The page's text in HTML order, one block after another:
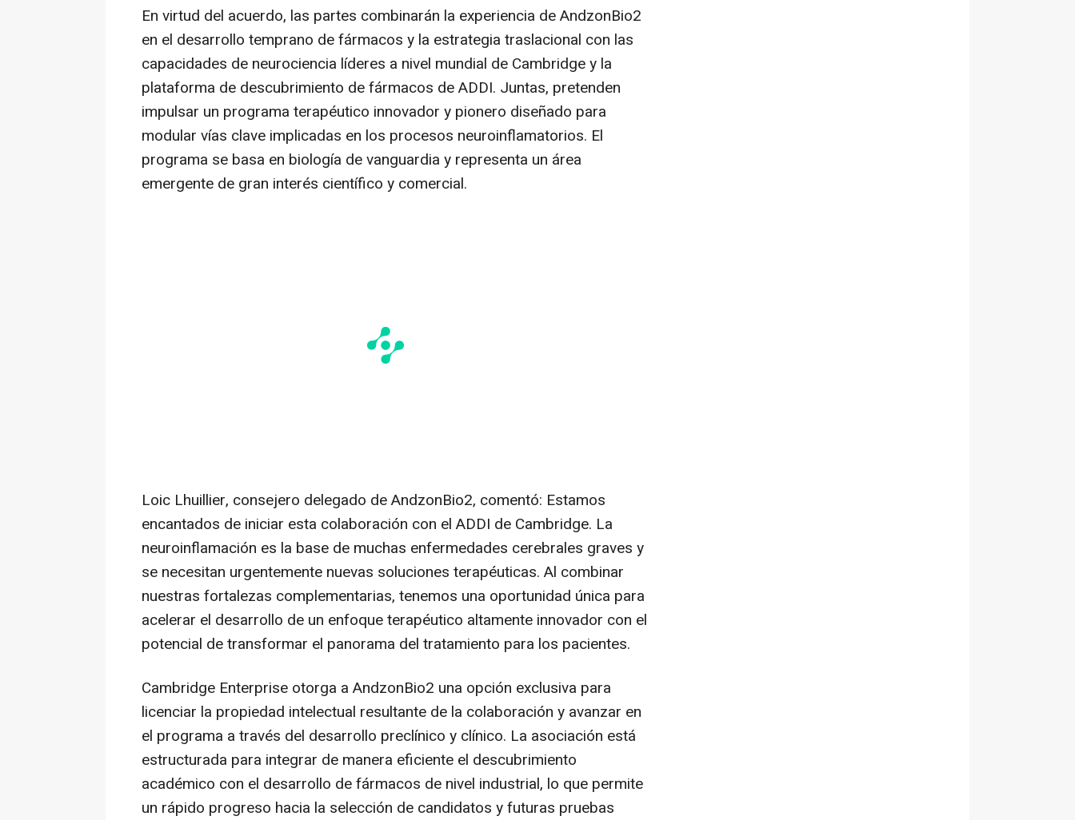
En virtud del acuerdo, las partes combinarán la experiencia de AndzonBio2
en el desarrollo temprano de fármacos y la estrategia traslacional con las
capacidades de neurociencia líderes a nivel mundial de Cambridge y la
plataforma de descubrimiento de fármacos de ADDI. Juntas, pretenden
impulsar un programa terapéutico innovador y pionero diseñado para
modular vías clave implicadas en los procesos neuroinflamatorios. El
programa se basa en biología de vanguardia y representa un área
emergente de gran interés científico y comercial.
Loic Lhuillier, consejero delegado de AndzonBio2, comentó: Estamos
encantados de iniciar esta colaboración con el ADDI de Cambridge. La
neuroinflamación es la base de muchas enfermedades cerebrales graves y
se necesitan urgentemente nuevas soluciones terapéuticas. Al combinar
nuestras fortalezas complementarias, tenemos una oportunidad única para
acelerar el desarrollo de un enfoque terapéutico altamente innovador con el
potencial de transformar el panorama del tratamiento para los pacientes.
Cambridge Enterprise otorga a AndzonBio2 una opción exclusiva para
licenciar la propiedad intelectual resultante de la colaboración y avanzar en
el programa a través del desarrollo preclínico y clínico. La asociación está
estructurada para integrar de manera eficiente el descubrimiento
académico con el desarrollo de fármacos de nivel industrial, lo que permite
un rápido progreso hacia la selección de candidatos y futuras pruebas